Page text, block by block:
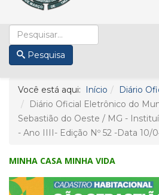
Pesquisa
Você está aqui: Início
Diário
Diário Oficial Eletrônico do
Sebastião do Oeste / MG -
- Ano IIII- Edição Nº 52 -Data 10/
MINHA CASA MINHA VIDA